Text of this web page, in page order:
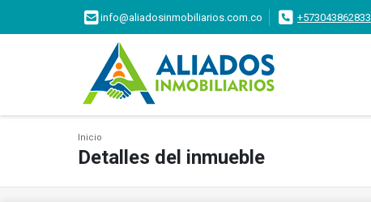
info@aliadosinmobiliarios.com.co +573043862833
Inicio
Detalles del inmueble